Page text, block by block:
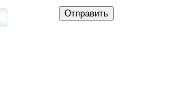
Отправить